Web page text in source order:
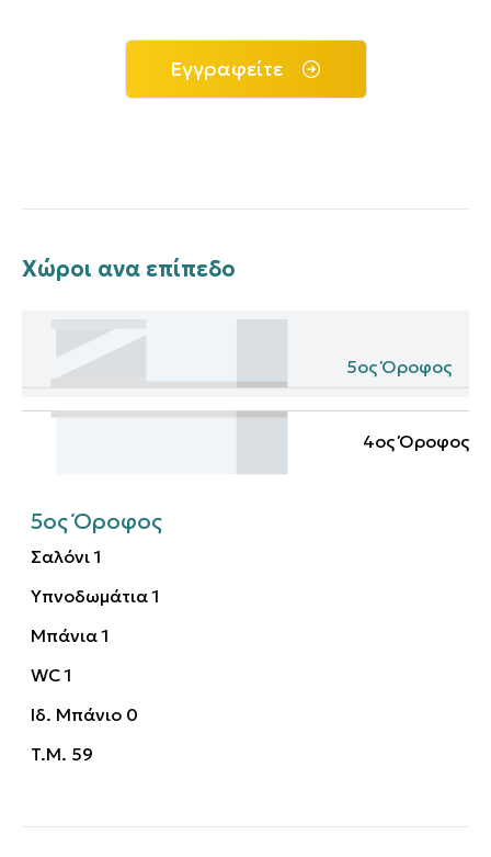
Εγγραφείτε
Χώροι ανα επίπεδο
5ος Όροφος
4ος Όροφος
5ος Όροφος
Σαλόνι 1
Υπνοδωμάτια 1
Μπάνια 1
WC 1
Ιδ. Μπάνιο 0
T.M. 59